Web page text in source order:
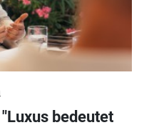
bedeutet